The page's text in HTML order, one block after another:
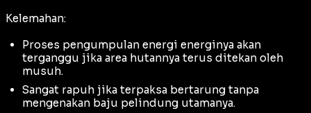
Kelemahan:
Proses pengumpulan energi energinya akan
terganggu jika area hutannya terus ditekan oleh
musuh.
Sangat rapuh jika terpaksa bertarung tanpa
mengenakan baju pelindung utamanya.